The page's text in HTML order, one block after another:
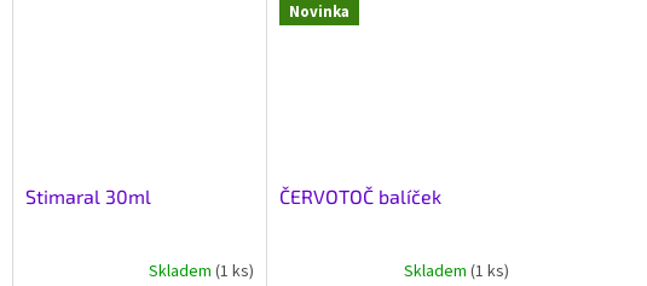
Stimaral 30ml
Skladem(1 ks)
Novinka
ČERVOTOČ balíček
Skladem (1 ks)